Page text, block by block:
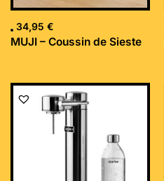
34,95 €
MUJI – Coussin de Sieste